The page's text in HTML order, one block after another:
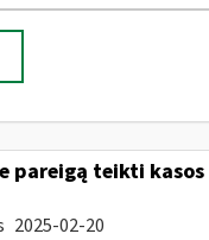
pareigą teikti
2025-02-20